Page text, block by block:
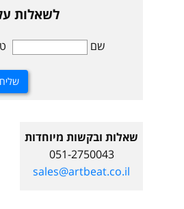
לשאלות
שם
שאלות ובקשות מיוחדות
051-2750043
sales@artbeat.co.il